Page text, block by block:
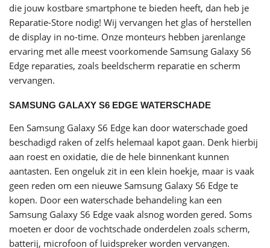
die jouw kostbare smartphone te bieden heeft, dan heb je
Reparatie-Store nodig! Wij vervangen het glas of herstellen
de display in no-time. Onze monteurs hebben jarenlange
ervaring met alle meest voorkomende Samsung Galaxy S6
Edge reparaties, zoals beeldscherm reparatie en scherm
vervangen.
SAMSUNG GALAXY S6 EDGE WATERSCHADE
Een Samsung Galaxy S6 Edge kan door waterschade goed
beschadigd raken of zelfs helemaal kapot gaan. Denk hierbij
aan roest en oxidatie, die de hele binnenkant kunnen
aantasten. Een ongeluk zit in een klein hoekje, maar is vaak
geen reden om een nieuwe Samsung Galaxy S6 Edge te
kopen. Door een waterschade behandeling kan een
Samsung Galaxy S6 Edge vaak alsnog worden gered. Soms
moeten er door de vochtschade onderdelen zoals scherm,
batterij, microfoon of luidspreker worden vervangen.